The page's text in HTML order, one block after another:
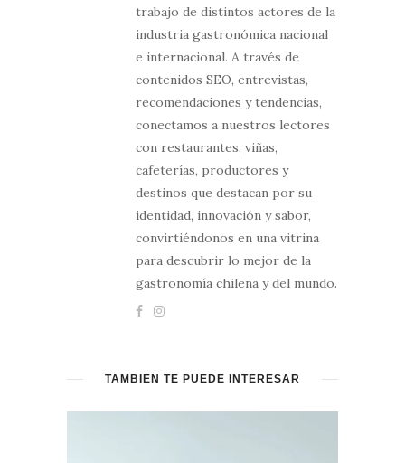
trabajo de distintos actores de la
industria gastronómica nacional
e internacional. A través de
contenidos SEO, entrevistas,
recomendaciones y tendencias,
conectamos a nuestros lectores
con restaurantes, viñas,
cafeterías, productores y
destinos que destacan por su
identidad, innovación y sabor,
convirtiéndonos en una vitrina
para descubrir lo mejor de la
gastronomía chilena y del mundo.
TAMBIÉN TE PUEDE INTERESAR